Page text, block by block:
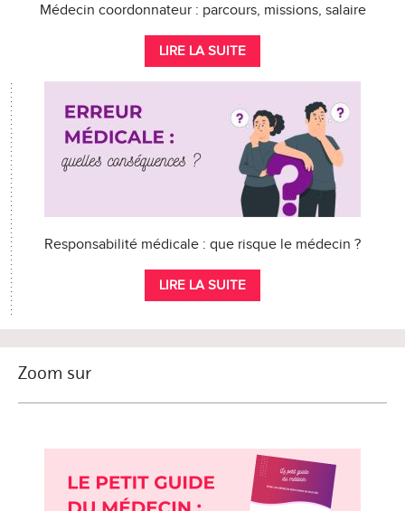
Médecin coordonnateur : parcours, missions, salaire
LIRE LA SUITE
Responsabilité médicale : que risque le médecin ?
LIRE LA SUITE
Zoom sur